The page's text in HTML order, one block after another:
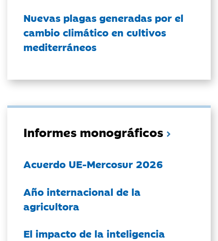
Nuevas plagas generadas por el
cambio climático en cultivos
mediterráneos
Informes monográficos
Acuerdo UE-Mercosur 2026
Año internacional de la
agricultora
El impacto de la inteligencia